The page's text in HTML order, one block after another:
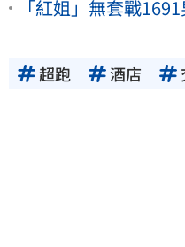
「紅姐」無套戰
超跑 酒店